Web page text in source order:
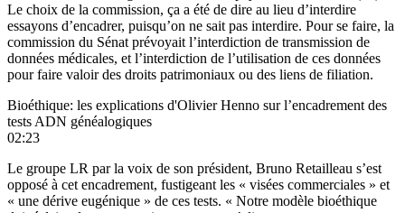
Le choix de la commission, ça a été de dire au lieu d’interdire
essayons d’encadrer, puisqu’on ne sait pas interdire. Pour se faire, la
commission du Sénat prévoyait l’interdiction de transmission de
données médicales, et l’interdiction de l’utilisation de ces données
pour faire valoir des droits patrimoniaux ou des liens de filiation.
Bioéthique: les explications d'Olivier Henno sur l’encadrement des
tests ADN généalogiques
02:23
Le groupe LR par la voix de son président, Bruno Retailleau s’est
opposé à cet encadrement, fustigeant les « visées commerciales » et
« une dérive eugénique » de ces tests. « Notre modèle bioéthique